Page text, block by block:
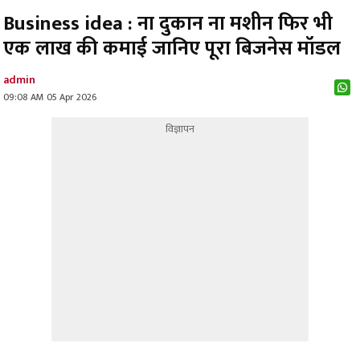
Business idea : ना दुकान ना मशीन फिर भी
एक लाख की कमाई जानिए पूरा बिजनेस मॉडल
admin
09:08 AM 05 Apr 2026
विज्ञापन